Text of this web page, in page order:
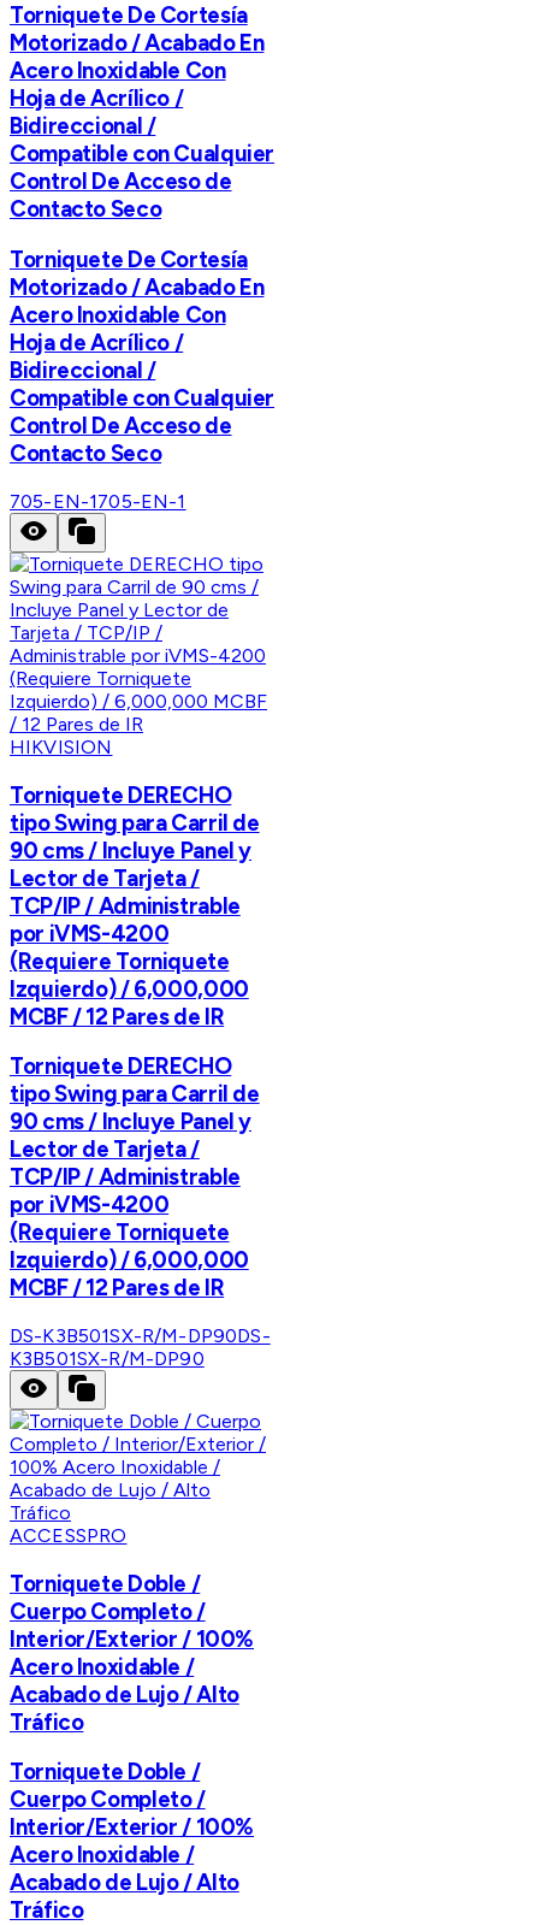
Torniquete De Cortesía
Motorizado / Acabado En
Acero Inoxidable Con
Hoja de Acrílico /
Bidireccional /
Compatible con Cualquier
Control De Acceso de
Contacto Seco
Torniquete De Cortesía
Motorizado / Acabado En
Acero Inoxidable Con
Hoja de Acrílico /
Bidireccional /
Compatible con Cualquier
Control De Acceso de
Contacto Seco
705-EN-1705-EN-1
HIKVISION
Torniquete DERECHO
tipo Swing para Carril de
90 cms / Incluye Panel y
Lector de Tarjeta /
TCP/IP / Administrable
por iVMS-4200
(Requiere Torniquete
Izquierdo) / 6,000,000
MCBF / 12 Pares de IR
Torniquete DERECHO
tipo Swing para Carril de
90 cms / Incluye Panel y
Lector de Tarjeta /
TCP/IP / Administrable
por iVMS-4200
(Requiere Torniquete
Izquierdo) / 6,000,000
MCBF / 12 Pares de IR
DS-K3B501SX-R/M-DP90DS-
K3B501SX-R/M-DP90
ACCESSPRO
Torniquete Doble /
Cuerpo Completo /
Interior/Exterior / 100%
Acero Inoxidable /
Acabado de Lujo / Alto
Tráfico
Torniquete Doble /
Cuerpo Completo /
Interior/Exterior / 100%
Acero Inoxidable /
Acabado de Lujo / Alto
Tráfico